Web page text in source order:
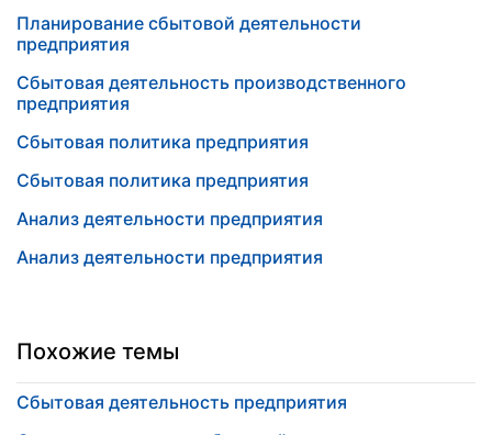
Планирование сбытовой деятельности
предприятия
Сбытовая деятельность производственного
предприятия
Сбытовая политика предприятия
Сбытовая политика предприятия
Анализ деятельности предприятия
Анализ деятельности предприятия
Похожие темы
Сбытовая деятельность предприятия